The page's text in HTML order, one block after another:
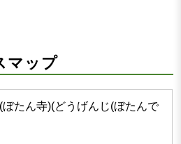
マップ
ぼたん寺)(どうげんじ(ぼたんで